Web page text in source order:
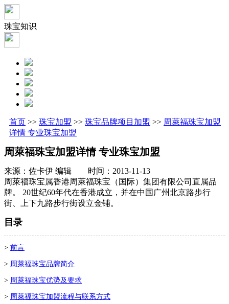
珠宝知识
首页 >> 珠宝加盟 >> 珠宝品牌项目加盟 >> 周萊福珠宝加盟
详情 专业珠宝加盟
周萊福珠宝加盟详情 专业珠宝加盟
来源：佐卡伊 编辑 时间：2013-11-13
周萊福珠宝属香港周萊福珠宝（国际）集团有限公司直属品
牌。 20世纪60年代在香港成立，并在中国广州北京路步行
街、上下九路步行街设立金铺。
目录
> 前言
> 周萊福珠宝品牌简介
> 周萊福珠宝优势及要求
> 周萊福珠宝加盟流程与联系方式